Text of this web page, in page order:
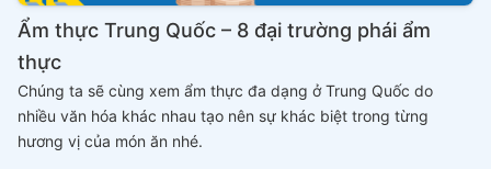
Ẩm thực Trung Quốc – 8 đại trường phái ẩm
thực
Chúng ta sẽ cùng xem ẩm thực đa dạng ở Trung Quốc do
nhiều văn hóa khác nhau tạo nên sự khác biệt trong từng
hương vị của món ăn nhé.